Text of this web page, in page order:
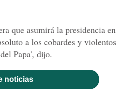
que asumirá la presidencia en
a los cobardes y violentos
Papa', dijo.
noticias